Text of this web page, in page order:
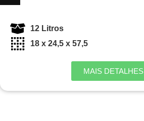
12 Litros
18 x 24,5 x 57,5
MAIS DETALHES